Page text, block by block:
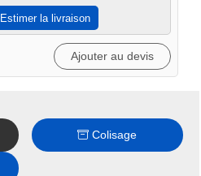
Estimer la livraison
Ajouter au devis
Colisage